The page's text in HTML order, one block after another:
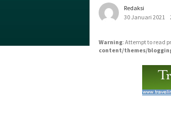
Redaksi
30 Januari 2021
Warning: Attempt to read
content/themes/